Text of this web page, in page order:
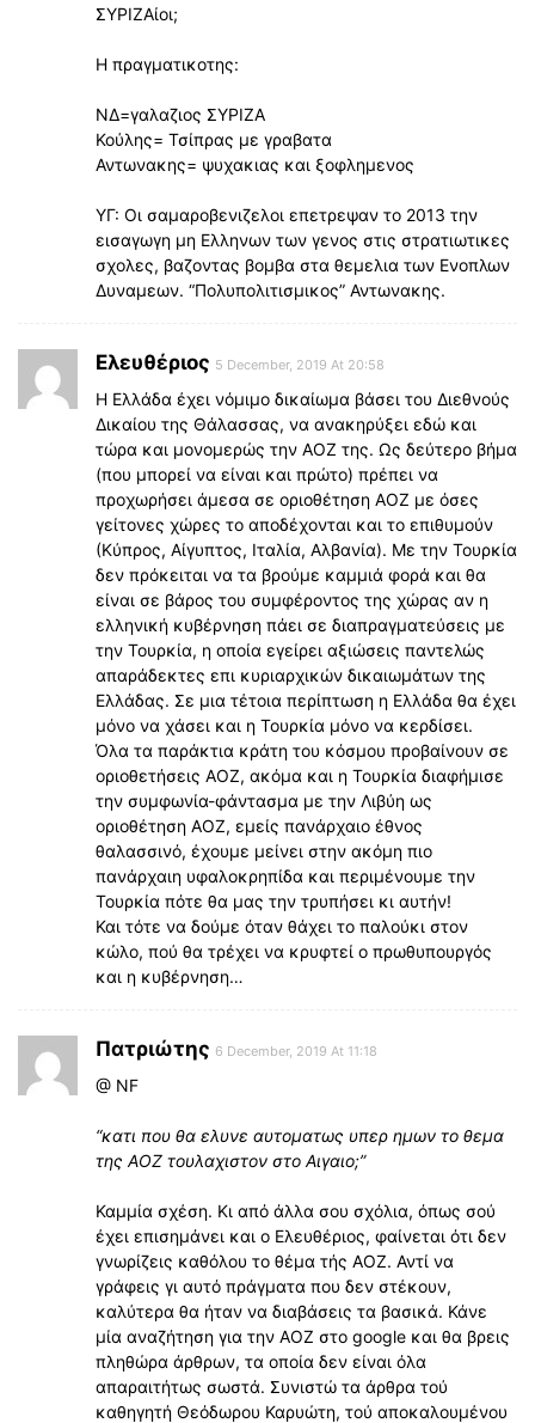
ΣΥΡΙΖΑίοι;
Η πραγματικοτης:
ΝΔ=γαλαζιος ΣΥΡΙΖΑ
Κούλης= Τσίπρας με γραβατα
Αντωνακης= ψυχακιας και ξοφλημενος
ΥΓ: Οι σαμαροβενιζελοι επετρεψαν το 2013 την
εισαγωγη μη Ελληνων των γενος στις στρατιωτικες
σχολες, βαζοντας βομβα στα θεμελια των Ενοπλων
Δυναμεων. “Πολυπολιτισμικος” Αντωνακης.
Ελευθέριος 5 December, 2019 At 20:58
H Ελλάδα έχει νόμιμο δικαίωμα βάσει του Διεθνούς
Δικαίου της Θάλασσας, να ανακηρύξει εδώ και
τώρα και μονομερώς την ΑΟΖ της. Ως δεύτερο βήμα
(που μπορεί να είναι και πρώτο) πρέπει να
προχωρήσει άμεσα σε οριοθέτηση ΑΟΖ με όσες
γείτονες χώρες το αποδέχονται και το επιθυμούν
(Κύπρος, Αίγυπτος, Ιταλία, Αλβανία). Με την Τουρκία
δεν πρόκειται να τα βρούμε καμμιά φορά και θα
είναι σε βάρος του συμφέροντος της χώρας αν η
ελληνική κυβέρνηση πάει σε διαπραγματεύσεις με
την Τουρκία, η οποία εγείρει αξιώσεις παντελώς
απαράδεκτες επι κυριαρχικών δικαιωμάτων της
Ελλάδας. Σε μια τέτοια περίπτωση η Ελλάδα θα έχει
μόνο να χάσει και η Τουρκία μόνο να κερδίσει.
Όλα τα παράκτια κράτη του κόσμου προβαίνουν σε
οριοθετήσεις ΑΟΖ, ακόμα και η Τουρκία διαφήμισε
την συμφωνία-φάντασμα με την Λιβύη ως
οριοθέτηση ΑΟΖ, εμείς πανάρχαιο έθνος
θαλασσινό, έχουμε μείνει στην ακόμη πιο
πανάρχαιη υφαλοκρηπίδα και περιμένουμε την
Τουρκία πότε θα μας την τρυπήσει κι αυτήν!
Και τότε να δούμε όταν θάχει το παλούκι στον
κώλο, πού θα τρέχει να κρυφτεί ο πρωθυπουργός
και η κυβέρνηση…
Πατριώτης 6 December, 2019 At 11:18
@ NF
“κατι που θα ελυνε αυτοματως υπερ ημων το θεμα
της ΑΟΖ τουλαχιστον στο Αιγαιο;”
Καμμία σχέση. Κι από άλλα σου σχόλια, όπως σού
έχει επισημάνει και ο Ελευθέριος, φαίνεται ότι δεν
γνωρίζεις καθόλου το θέμα τής ΑΟΖ. Αντί να
γράφεις γι αυτό πράγματα που δεν στέκουν,
καλύτερα θα ήταν να διαβάσεις τα βασικά. Κάνε
μία αναζήτηση για την ΑΟΖ στο google και θα βρεις
πληθώρα άρθρων, τα οποία δεν είναι όλα
απαραιτήτως σωστά. Συνιστώ τα άρθρα τού
καθηγητή Θεόδωρου Καρυώτη, τού αποκαλουμένου